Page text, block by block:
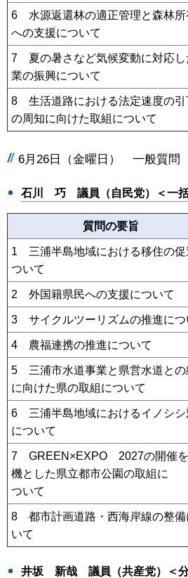
6 水源返還林の適正管理と森林所
への支援について
7 夏の暑さなど気候変動に対応し
業の振興について
8 生活道路における法定速度の引
の周知に向けた取組について
6月26日（金曜日） 一般質問
石川 巧 議員（自民党）＜一
質問の要旨
1 三浦半島地域における移住の促
ついて
2 外国籍県民への支援について
3 サイクルツーリズムの推進につ
4 農福連携の推進について
5 三浦市水道事業と県営水道との
に向けた県の取組について
6 三浦半島地域におけるイノシシ
について
7 GREEN×EXPO 2027の開催
機とした県立都市公園の取組に
ついて
8 都市計画道路・西海岸線の整備
いて
井坂 新哉 議員（共産党）＜分